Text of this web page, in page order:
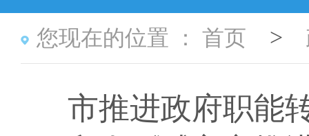
您现在的位置 ： 首页 >
市推进政府职能